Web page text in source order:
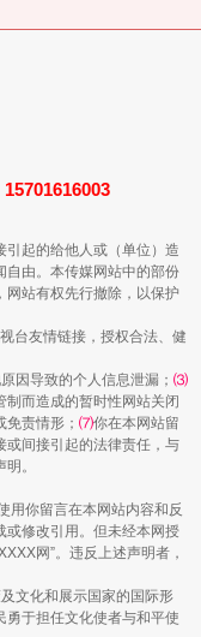
”的他落马了
15701616003
起的给他人或（单位）造
自由。本传媒网站中的部份
网站有权先行撤除，以保护
台友情链接，授权合法、健
因导致的个人信息泄漏； ⑶
而造成的暂时性网站关闭
责情形； ⑺你在本网站留
或间接引起的法律责任，与
。
用你留言在本网站内容和反
或修改引用。但未经本网授
网”。违反上述声明者，
文化和展示国家的国际形
于担任文化使者与和平使